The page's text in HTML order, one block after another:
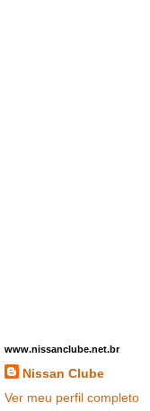
www.nissanclube.net.br
Nissan Clube
Ver meu perfil completo